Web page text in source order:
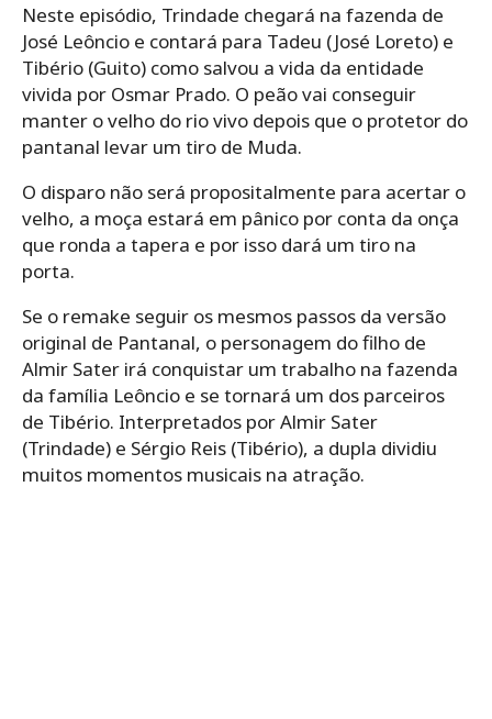
Neste episódio, Trindade chegará na fazenda de
José Leôncio e contará para Tadeu (José Loreto) e
Tibério (Guito) como salvou a vida da entidade
vivida por Osmar Prado. O peão vai conseguir
manter o velho do rio vivo depois que o protetor do
pantanal levar um tiro de Muda.
O disparo não será propositalmente para acertar o
velho, a moça estará em pânico por conta da onça
que ronda a tapera e por isso dará um tiro na
porta.
Se o remake seguir os mesmos passos da versão
original de Pantanal, o personagem do filho de
Almir Sater irá conquistar um trabalho na fazenda
da família Leôncio e se tornará um dos parceiros
de Tibério. Interpretados por Almir Sater
(Trindade) e Sérgio Reis (Tibério), a dupla dividiu
muitos momentos musicais na atração.